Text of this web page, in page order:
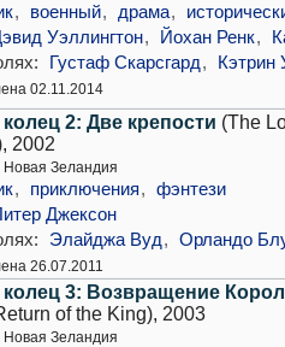
, военный, драма,
Уэллингтон, Йохан Ренк,
Густаф Скарсгард, Кэтрин
02.11.2014
2: Две крепости (The
2002
Зеландия
, приключения, фэнтези
Джексон
Элайджа Вуд, Орландо
26.07.2011
колец 3: Возвращение
of the King), 2003
Зеландия